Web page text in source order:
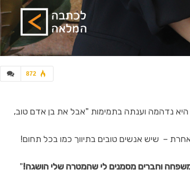
872
היא נדהמה וענתה בתמימות "אבל את בן אדם טוב,
– שיש אנשים טובים בתיווך כמו בכל תחום!
וחברים מסמנים לי שהמטרה שלי הושגה!"
התחדשות עירונית מיקלה סימאונה